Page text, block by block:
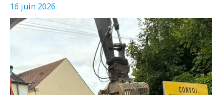
16 juin 2026